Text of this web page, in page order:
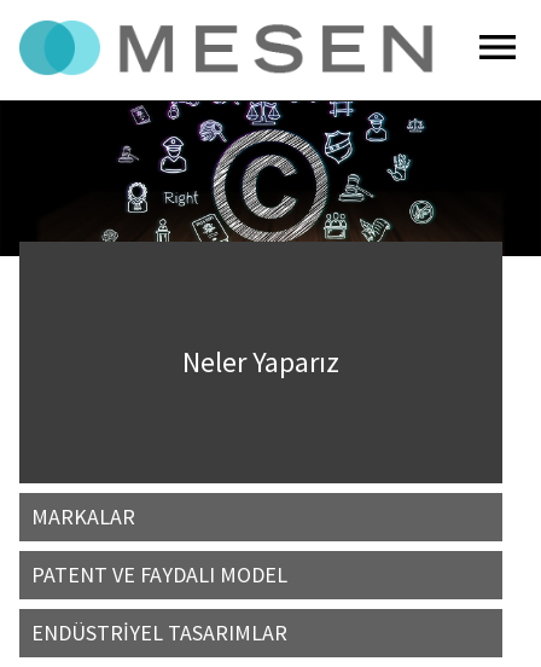
menu
Neler Yaparız
MARKALAR
PATENT VE FAYDALI MODEL
ENDÜSTRİYEL TASARIMLAR